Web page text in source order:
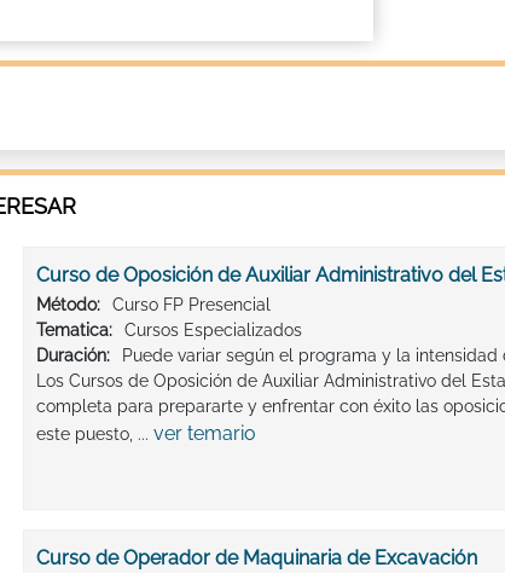
Curso de Oposición de Auxiliar Administrativo del
Método:
Curso FP Presencial
Tematica:
Cursos Especializados
Duración:
Puede variar según el programa y la
Los Cursos de Oposición de Auxiliar Administrativo del
completa para prepararte y enfrentar con éxito las
este puesto, ... ver temario
Curso de Operador de Maquinaria de Excavación